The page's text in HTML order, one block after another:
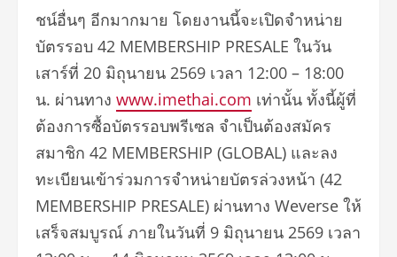
ชน์อื่นๆ อีกมากมาย โดยงานนี้จะเปิดจำหน่าย
บัตรรอบ 42 MEMBERSHIP PRESALE ในวัน
เสาร์ที่ 20 มิถุนายน 2569 เวลา 12:00 – 18:00
น. ผ่านทาง www.imethai.com เท่านั้น ทั้งนี้ผู้ที่
ต้องการซื้อบัตรรอบพรีเซล จำเป็นต้องสมัคร
สมาชิก 42 MEMBERSHIP (GLOBAL) และลง
ทะเบียนเข้าร่วมการจำหน่ายบัตรล่วงหน้า (42
MEMBERSHIP PRESALE) ผ่านทาง Weverse ให้
เสร็จสมบูรณ์ ภายในวันที่ 9 มิถุนายน 2569 เวลา